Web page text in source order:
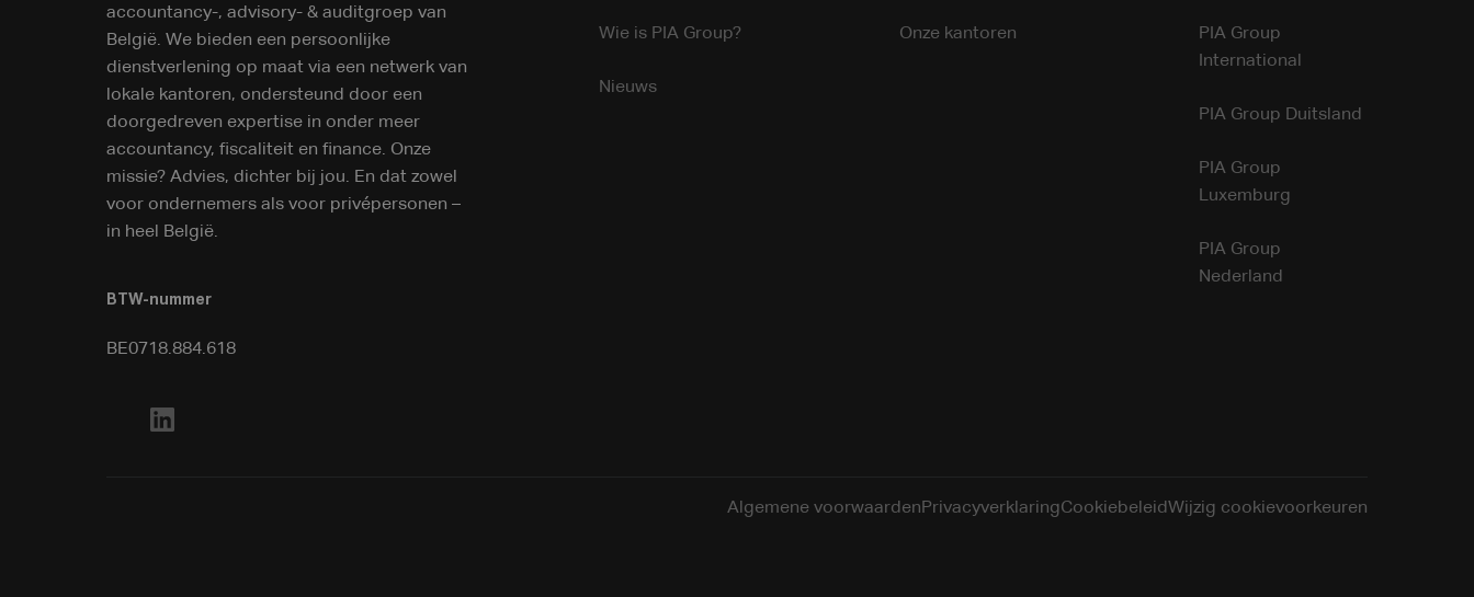
accountancy-, advisory- & auditgroep van
België. We bieden een persoonlijke
dienstverlening op maat via een netwerk van
lokale kantoren, ondersteund door een
doorgedreven expertise in onder meer
accountancy, fiscaliteit en finance. Onze
missie? Advies, dichter bij jou. En dat zowel
voor ondernemers als voor privépersonen –
in heel België.
BTW-nummer
BE0718.884.618
Wie is PIA Group?
Nieuws
Onze kantoren
PIA Group
International
PIA Group Duitsland
PIA Group
Luxemburg
PIA Group
Nederland
Algemene voorwaarden PrivacyverklaringCookiebeleidWijzig cookievoorkeuren